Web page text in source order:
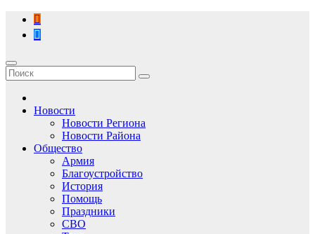
Перейти
содержимому
Новости
Новости Региона
Новости Района
Общество
Армия
Благоустройство
История
Помощь
Праздники
СВО